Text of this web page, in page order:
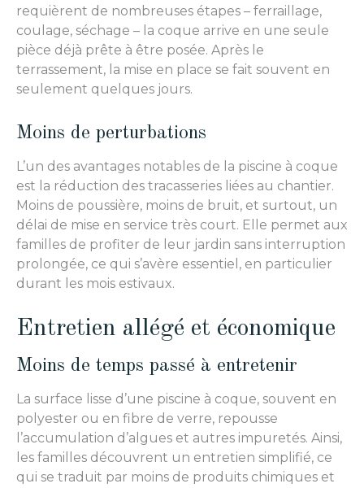
requièrent de nombreuses étapes – ferraillage,
coulage, séchage – la coque arrive en une seule
pièce déjà prête à être posée. Après le
terrassement, la mise en place se fait souvent en
seulement quelques jours.
Moins de perturbations
L’un des avantages notables de la piscine à coque
est la réduction des tracasseries liées au chantier.
Moins de poussière, moins de bruit, et surtout, un
délai de mise en service très court. Elle permet aux
familles de profiter de leur jardin sans interruption
prolongée, ce qui s’avère essentiel, en particulier
durant les mois estivaux.
Entretien allégé et économique
Moins de temps passé à entretenir
La surface lisse d’une piscine à coque, souvent en
polyester ou en fibre de verre, repousse
l’accumulation d’algues et autres impuretés. Ainsi,
les familles découvrent un entretien simplifié, ce
qui se traduit par moins de produits chimiques et